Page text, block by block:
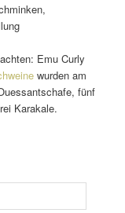
Emu Curly
wurden am
fünf
Karakale.